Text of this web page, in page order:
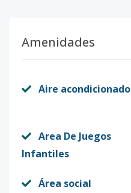
Amenidades
Aire acondicionado
Area De Juegos
Infantiles
Área social